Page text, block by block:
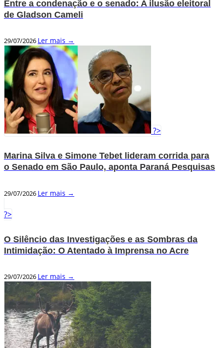
Entre a condenação e o senado: A ilusão eleitoral
de Gladson Cameli
29/07/2026 Ler mais →
?>
Marina Silva e Simone Tebet lideram corrida para
o Senado em São Paulo, aponta Paraná Pesquisas
29/07/2026 Ler mais →
?>
O Silêncio das Investigações e as Sombras da
Intimidação: O Atentado à Imprensa no Acre
29/07/2026 Ler mais →